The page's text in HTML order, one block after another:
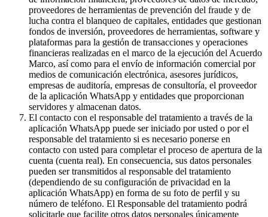
proveedores de herramientas de prevención del fraude y de
lucha contra el blanqueo de capitales, entidades que gestionan
fondos de inversión, proveedores de herramientas, software y
plataformas para la gestión de transacciones y operaciones
financieras realizadas en el marco de la ejecución del Acuerdo
Marco, así como para el envío de información comercial por
medios de comunicación electrónica, asesores jurídicos,
empresas de auditoría, empresas de consultoría, el proveedor
de la aplicación WhatsApp y entidades que proporcionan
servidores y almacenan datos.
El contacto con el responsable del tratamiento a través de la
aplicación WhatsApp puede ser iniciado por usted o por el
responsable del tratamiento si es necesario ponerse en
contacto con usted para completar el proceso de apertura de la
cuenta (cuenta real). En consecuencia, sus datos personales
pueden ser transmitidos al responsable del tratamiento
(dependiendo de su configuración de privacidad en la
aplicación WhatsApp) en forma de su foto de perfil y su
número de teléfono. El Responsable del tratamiento podrá
solicitarle que facilite otros datos personales únicamente